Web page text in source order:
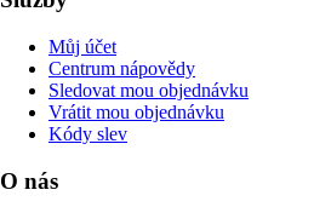
Můj účet
Centrum nápovědy
Sledovat mou objednávku
Vrátit mou objednávku
Kódy slev
O nás